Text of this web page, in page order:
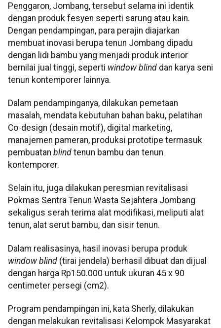
Penggaron, Jombang, tersebut selama ini identik
dengan produk fesyen seperti sarung atau kain.
Dengan pendampingan, para perajin diajarkan
membuat inovasi berupa tenun Jombang dipadu
dengan lidi bambu yang menjadi produk interior
bernilai jual tinggi, seperti window blind dan karya seni
tenun kontemporer lainnya.
Dalam pendampinganya, dilakukan pemetaan
masalah, mendata kebutuhan bahan baku, pelatihan
Co-design (desain motif), digital marketing,
manajemen pameran, produksi prototipe termasuk
pembuatan blind tenun bambu dan tenun
kontemporer.
Selain itu, juga dilakukan peresmian revitalisasi
Pokmas Sentra Tenun Wasta Sejahtera Jombang
sekaligus serah terima alat modifikasi, meliputi alat
tenun, alat serut bambu, dan sisir tenun.
Dalam realisasinya, hasil inovasi berupa produk
window blind (tirai jendela) berhasil dibuat dan dijual
dengan harga Rp150.000 untuk ukuran 45 x 90
centimeter persegi (cm2).
Program pendampingan ini, kata Sherly, dilakukan
dengan melakukan revitalisasi Kelompok Masyarakat